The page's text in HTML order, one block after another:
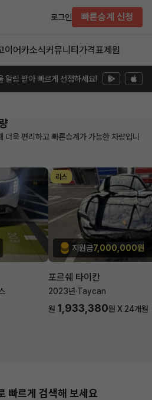
로그인 빠른승계 신청
이어카소식커뮤니티 가격표제원
알림 받아 빠르게 선점하세요!
더욱 편리하고 빠른승계가 가능한 차량입니
리스
지원금7,000,000원
포르쉐 타이칸
2023년·Taycan
월 1,933,380원 X 24개월
빠르게 검색해 보세요